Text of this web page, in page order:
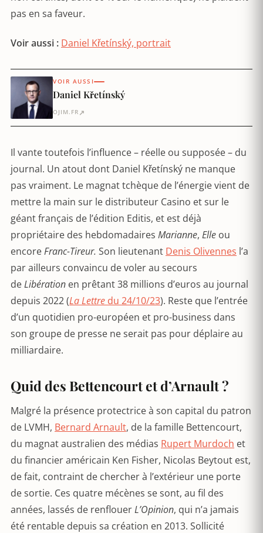
pas en sa faveur.
Voir aussi : Daniel Křetínský, portrait
VOIR AUSSI
Daniel Křetínský
OJIM.FR ↗
Il vante toutefois l’influence – réelle ou supposée – du
journal. Un atout dont Daniel Křetínský ne manque
pas vraiment. Le magnat tchèque de l’énergie vient de
mettre la main sur le distributeur Casino et sur le
géant français de l’édition Editis, et est déjà
propriétaire des hebdomadaires Marianne, Elle ou
encoreFranc-Tireur. Son lieutenant Denis Olivennes l’a
par ailleurs convaincu de voler au secours
deLibération en prêtant 38 millions d’euros au journal
depuis 2022 (La Lettre du 24/10/23). Reste que l’entrée
d’un quotidien pro-européen et pro-business dans
son groupe de presse ne serait pas pour déplaire au
milliardaire.
Quid des Bettencourt et d’Arnault ?
Malgré la présence protectrice à son capital du patron
de LVMH, Bernard Arnault, de la famille Bettencourt,
du magnat australien des médias Rupert Murdoch et
du financier américain Ken Fisher, Nicolas Beytout est,
de fait, contraint de chercher à l’extérieur une porte
de sortie. Ces quatre mécènes se sont, au fil des
années, lassés de renflouerL’Opinion, qui n’a jamais
été rentable depuis sa création en 2013. Sollicité